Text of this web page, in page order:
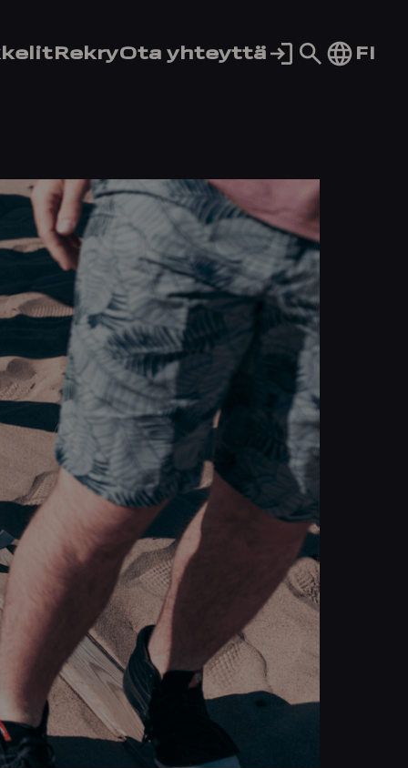
RekryOta yhteyttä
Siirry FI